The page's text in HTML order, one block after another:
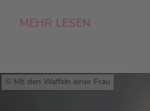
MEHR LESEN
Mit den Waffeln einer Frau